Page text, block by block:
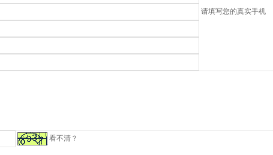
请填写您的真实手机
看不清？